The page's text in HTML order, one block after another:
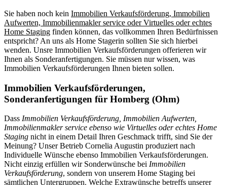
Sie haben noch kein Immobilien Verkaufsförderung, Immobilien
Aufwerten, Immobilienmakler service oder Virtuelles oder echtes
Home Staging finden können, das vollkommen Ihren Bedürfnissen
entspricht? An uns als Home Stagerin sollten Sie sich hierbei
wenden. Unsre Immobilien Verkaufsförderungen offerieren wir
Ihnen als Sonderanfertigungen. Sie müssen nur wissen, was
Immobilien Verkaufsförderungen Ihnen bieten sollen.
Immobilien Verkaufsförderungen,
Sonderanfertigungen für Homberg (Ohm)
Dass Immobilien Verkaufsförderung, Immobilien Aufwerten,
Immobilienmakler service ebenso wie Virtuelles oder echtes Home
Staging nicht in einem Detail Ihren Geschmack trifft, sind Sie der
Meinung? Unser Betrieb Cornelia Augustin produziert nach
Individuelle Wünsche ebenso Immobilien Verkaufsförderungen.
Nicht einzig erfüllen wir Sonderwünsche bei Immobilien
Verkaufsförderung, sondern von unserem Home Staging bei
sämtlichen Untergruppen. Welche Extrawünsche betreffs unserer